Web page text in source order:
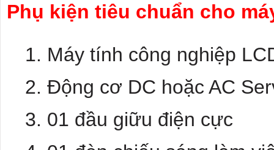
Phụ kiện tiêu chuẩn cho
Máy tính công nghiệp
Động cơ DC hoặc AC
01 đầu giữu điện cực